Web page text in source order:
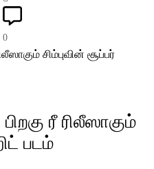
0
ரீ ரிலீஸாகும்
படம்